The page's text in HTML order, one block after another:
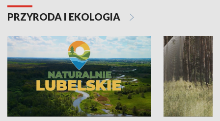
PRZYRODA I EKOLOGIA